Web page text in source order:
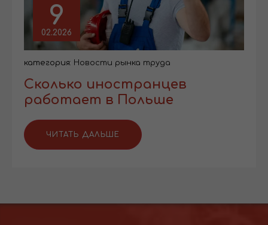
9
02.2026
категория: Новости рынка труда
Сколько иностранцев
работает в Польше
ЧИТАТЬ ДАЛЬШЕ